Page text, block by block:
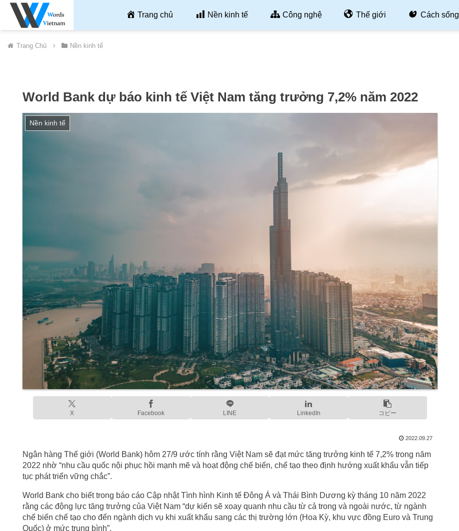
Trang chủ Nền kinh tế Công nghệ Thế giới Cách sống
Trang Chủ Nền kinh tế
World Bank dự báo kinh tế Việt Nam tăng trưởng 7,2% năm 2022
Nền kinh tế
X Facebook LINE LinkedIn コピー
2022.09.27
Ngân hàng Thế giới (World Bank) hôm 27/9 ước tính rằng Việt Nam sẽ đạt mức tăng trưởng kinh tế 7,2% trong năm
2022 nhờ “nhu cầu quốc nội phục hồi mạnh mẽ và hoạt động chế biến, chế tạo theo định hướng xuất khẩu vẫn tiếp
tục phát triển vững chắc”.
World Bank cho biết trong báo cáo Cập nhật Tình hình Kinh tế Đông Á và Thái Bình Dương kỳ tháng 10 năm 2022
rằng các động lực tăng trưởng của Việt Nam “dự kiến sẽ xoay quanh nhu cầu từ cả trong và ngoài nước, từ ngành
chế biến chế tạo cho đến ngành dịch vụ khi xuất khẩu sang các thị trường lớn (Hoa Kỳ, khu vực đồng Euro và Trung
Quốc) ở mức trung bình”.